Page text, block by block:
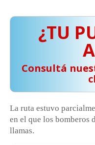
¿TU
Consultá
La ruta estuvo
en el que los bomberos
llamas.